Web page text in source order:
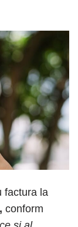
factura la
conform